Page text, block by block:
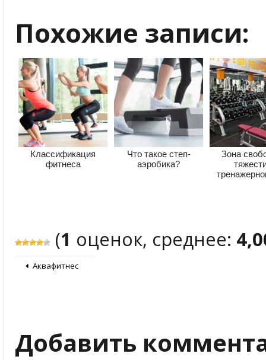
Похожие записи:
Классификация
фитнеса
Что такое степ-
аэробика?
Зона
(1 оценок, среднее:
Аквафитнес
Добавить